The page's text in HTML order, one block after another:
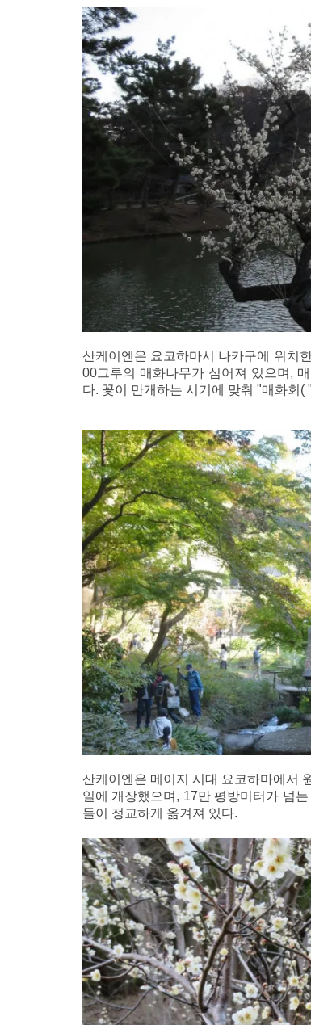
산케이엔은 요코하마시 나카구에 위치
00그루의 매화나무가 심어져 있으며,
다. 꽃이 만개하는 시기에 맞춰 "매화회(
산케이엔은 메이지 시대 요코하마에서
일에 개장했으며, 17만 평방미터가 넘
들이 정교하게 옮겨져 있다.